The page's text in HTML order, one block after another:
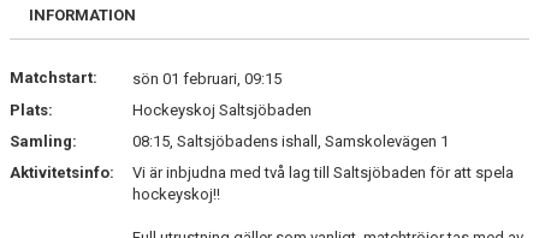
BILDGALLERI
KONTAKT
INFORMATION
Matchstart:
sön 01 februari, 09:15
Plats:
Hockeyskoj Saltsjöbaden
Samling:
08:15, Saltsjöbadens ishall, Samskolevägen 1
Aktivitetsinfo:
Vi är inbjudna med två lag till Saltsjöbaden för att spela
hockeyskoj!!